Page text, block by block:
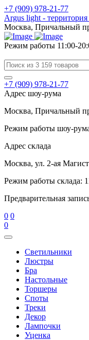
+7 (909) 978-21-77
Argus light -
Москва, Причальный
Режим работы 11:00-
+7 (909) 978-21-77
Адрес шоу-рума
Москва, Причальный
Режим работы шоу-
Адрес склада
Москва, ул. 2-ая
Режим работы склада:
Предварительная
0 0
0
Cветильники
Люстры
Бра
Настольные
Торшеры
Споты
Треки
Декор
Лампочки
Уценка